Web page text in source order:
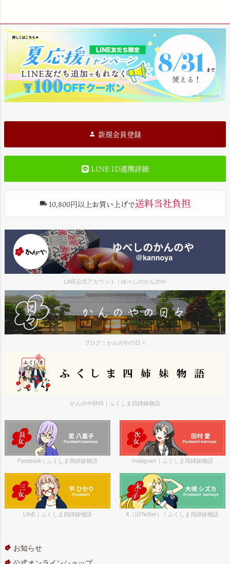
新規会員登録
LINE ID連携詳細
10,800円以上お買い上げで送料当社負担
LINE公式アカウント｜ゆべしのかんのや
ブログ｜かんのやの日々
かんのやSNS｜ふくしま四姉妹物語
Facebook｜ふくしま四姉妹物語 Instagram｜ふくしま四姉妹物語
LINE｜ふくしま四姉妹物語 X（旧Twitter）｜ふくしま四姉妹物語
お知らせ